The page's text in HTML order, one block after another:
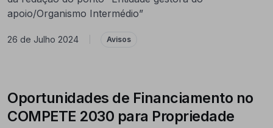
apoio/Organismo Intermédio”
26 de Julho 2024 Avisos
Oportunidades de Financiamento no
COMPETE 2030 para Propriedade